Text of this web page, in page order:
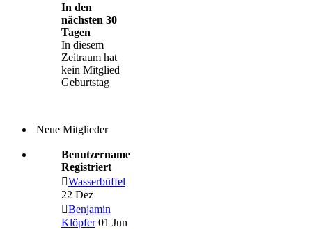
In den
nächsten 30
Tagen
In diesem
Zeitraum hat
kein Mitglied
Geburtstag
Neue Mitglieder
Benutzername
Registriert
Wasserbüffel
22 Dez
Benjamin
Klöpfer 01 Jun